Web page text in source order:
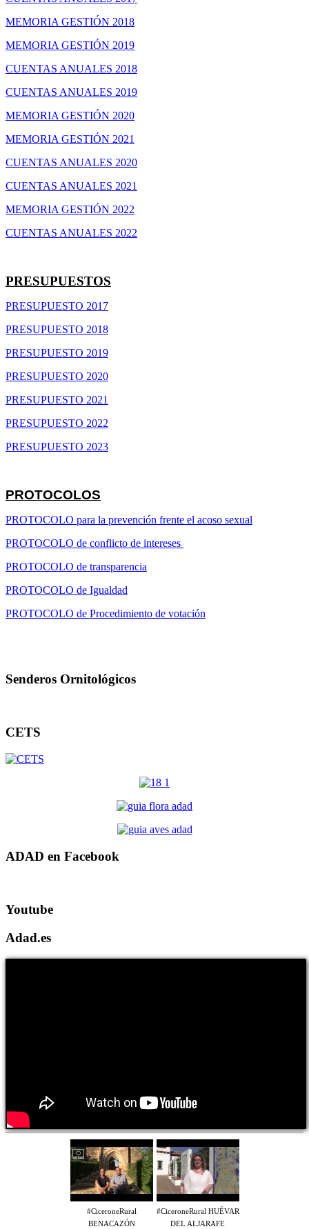
MEMORIA GESTIÓN 2018
MEMORIA GESTIÓN 2019
CUENTAS ANUALES 2018
CUENTAS ANUALES 2019
MEMORIA GESTIÓN 2020
MEMORIA GESTIÓN 2021
CUENTAS ANUALES 2020
CUENTAS ANUALES 2021
MEMORIA GESTIÓN 2022
CUENTAS ANUALES 2022
PRESUPUESTOS
PRESUPUESTO 2017
PRESUPUESTO 2018
PRESUPUESTO 2019
PRESUPUESTO 2020
PRESUPUESTO 2021
PRESUPUESTO 2022
PRESUPUESTO 2023
PROTOCOLOS
PROTOCOLO para la prevención frente el acoso sexual
PROTOCOLO de conflicto de intereses
PROTOCOLO de transparencia
PROTOCOLO de Igualdad
PROTOCOLO de Procedimiento de votación
Senderos Ornitológicos
CETS
ADAD en Facebook
Youtube
Adad.es
#CiceroneRural
BENACAZÓN
#CiceroneRural HUÉVAR
DEL ALJARAFE